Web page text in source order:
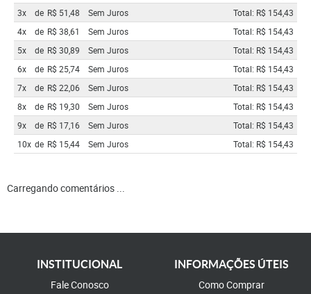
3x
de R$ 51,48 Sem Juros
Total: R$ 154,43
4x
de R$ 38,61 Sem Juros
Total: R$ 154,43
5x
de R$ 30,89 Sem Juros
Total: R$ 154,43
6x
de R$ 25,74 Sem Juros
Total: R$ 154,43
7x
de R$ 22,06 Sem Juros
Total: R$ 154,43
8x
de R$ 19,30 Sem Juros
Total: R$ 154,43
9x
de R$ 17,16 Sem Juros
Total: R$ 154,43
10x de R$ 15,44 Sem Juros Total: R$ 154,43
Carregando comentários ...
INSTITUCIONAL
Fale Conosco
INFORMAÇÕES ÚTEIS
Como Comprar